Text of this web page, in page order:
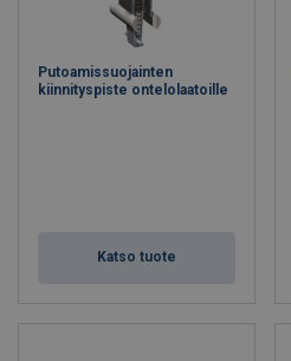
Putoamissuojainten
kiinnityspiste ontelolaatoille
Katso tuote